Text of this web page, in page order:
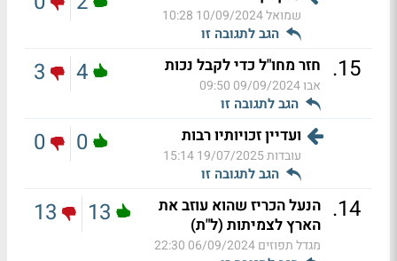
שמואל10/09/2024 10:28
הגב לתגובה זו
15
. חזר מחו"ל כדי לקבל נכות
אבו09/09/2024 09:50
הגב לתגובה זו
4
3
ועדיין זכויותיו רבות
עובדות19/07/2025 15:14
הגב לתגובה זו
0
0
14
. הנעל הכריז שהוא עוזב את
הארץ לצמיתות (ל"ת)
מגדל תפוזים06/09/2024 22:30
13
13